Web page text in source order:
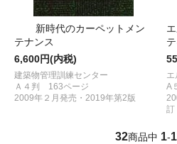
新時代のカーペットメン
テナンス
6,600円(内税)
建築物管理訓練センター
Ａ４判 163ページ
2009年２月発売・2019年第2版
エ
A
訂
32商品中 1-